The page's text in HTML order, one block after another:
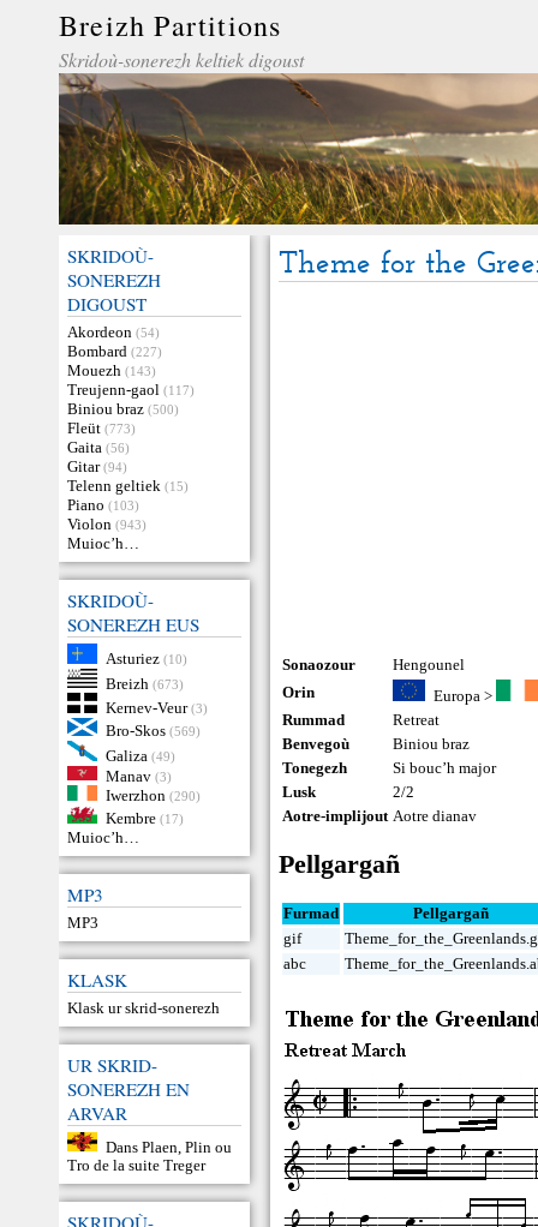
Breizh Partitions
Skridoù-sonerezh keltiek digoust
SKRIDOÙ-
SONEREZH
DIGOUST
Akordeon (54)
Bombard (227)
Mouezh (143)
Treujenn-gaol (117)
Biniou braz (500)
Fleüt (773)
Gaita (56)
Gitar (94)
Telenn geltiek (15)
Piano (103)
Violon (943)
Muioc’h…
SKRIDOÙ-
SONEREZH EUS
Asturiez (10)
Breizh (673)
Kernev-Veur (3)
Bro-Skos (569)
Galiza (49)
Manav (3)
Iwerzhon (290)
Kembre (17)
Muioc’h…
MP3
MP3
KLASK
Klask ur skrid-sonerezh
UR SKRID-
SONEREZH EN
ARVAR
Dans Plaen, Plin ou
Tro de la suite Treger
Theme for the
Sonaozour
Hengounel
Orin
Europa>
Rummad
Retreat
Benvegoù
Biniou braz
Tonegezh
Si bouc’h major
Lusk
2/2
Aotre-implijout Aotre dianav
Pellgargañ
Furmad
Pellgargañ
gif
abc